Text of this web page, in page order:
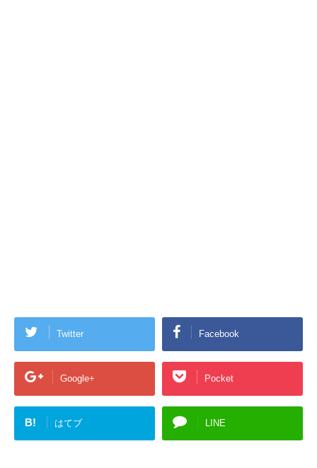
Twitter Facebook
Google+ Pocket
B! はてブ LINE